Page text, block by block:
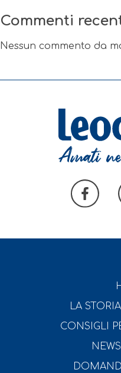
Commenti
Nessun commento da
LA
CONSIGLI